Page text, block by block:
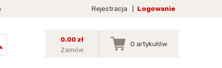
Rejestracja Logowanie
0.00 zł
Zamów
0 artykułów